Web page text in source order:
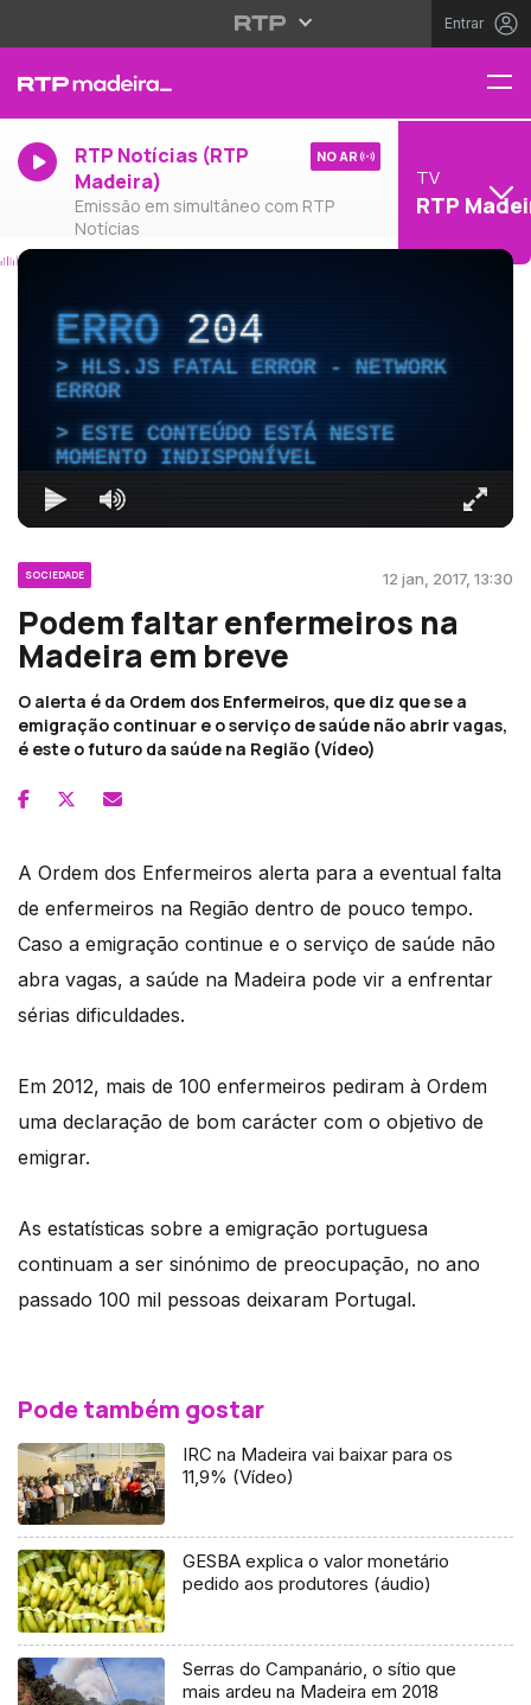
Entrar
RTP Notícias (RTP
Madeira)
Emissão em simultâneo com RTP
Notícias
NO AR
TV
RTP
ERRO204
HLS.JS FATAL ERROR - NETWORK
ERROR
ESTE CONTEÚDO ESTÁ NESTE
MOMENTO INDISPONÍVEL
SOCIEDADE 12 jan, 2017, 13:30
Podem faltar enfermeiros na
Madeira em breve
O alerta é da Ordem dos Enfermeiros, que diz que se a
emigração continuar e o serviço de saúde não abrir vagas,
é este o futuro da saúde na Região (Vídeo)
A Ordem dos Enfermeiros alerta para a eventual falta
de enfermeiros na Região dentro de pouco tempo.
Caso a emigração continue e o serviço de saúde não
abra vagas, a saúde na Madeira pode vir a enfrentar
sérias dificuldades.
Em 2012, mais de 100 enfermeiros pediram à Ordem
uma declaração de bom carácter com o objetivo de
emigrar.
As estatísticas sobre a emigração portuguesa
continuam a ser sinónimo de preocupação, no ano
passado 100 mil pessoas deixaram Portugal.
Pode também gostar
IRC na Madeira vai baixar para os
11,9% (Vídeo)
GESBA explica o valor monetário
pedido aos produtores (áudio)
Serras do Campanário, o sítio que
mais ardeu na Madeira em 2018